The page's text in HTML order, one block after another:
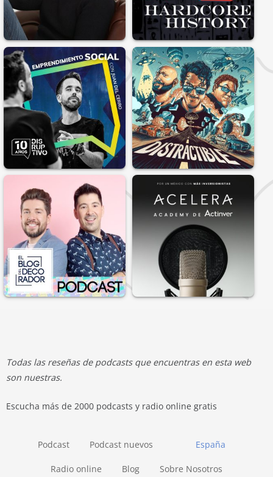
Todas las reseñas de podcasts que encuentras en esta web
son nuestras.
Escucha más de 2000 podcasts y radio online gratis
España
Podcast Podcast nuevos
Radio online Blog Sobre Nosotros